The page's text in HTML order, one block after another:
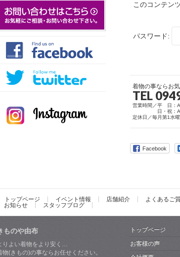
このコンテン
パスワード:
着物の事ならお
TEL
営業時間／平 日：
日・祝：
定休日／毎月第1水曜
Facebook
トップページ イベント情報 店舗紹介 よくあるご
お知らせ
スタッフブログ
ものや由布
りよい着物をより安く…
物(きもの)の事ならお任せください。
トップページ
お客様の声